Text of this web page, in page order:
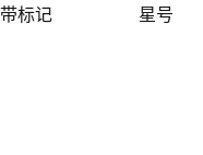
带标记 星号